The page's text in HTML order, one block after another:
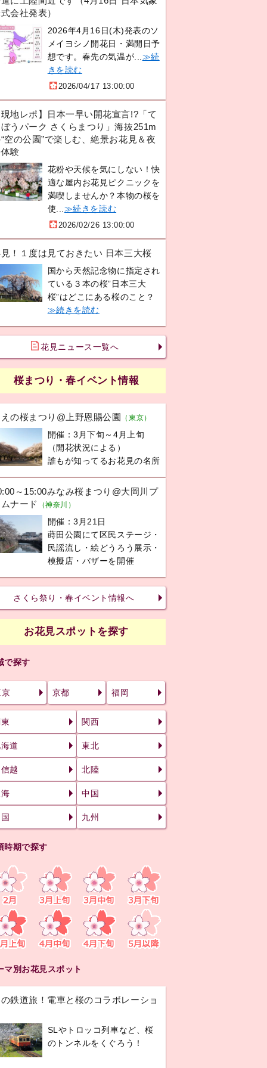
会社発表）
2026年4月16日(木)発表のソ
メイヨシノ開花日・満開日予
想です。春先の気温が... ≫続
きを読む
2026/04/17 13:00:00
地レポ】日本一早い開花宣言!?「て
うパーク さくらまつり」海抜251m
空の公園”で楽しむ、絶景お花見＆夜
験
花粉や天候を気にしない！快
適な屋内お花見ピクニックを
満喫しませんか？本物の桜を
使... ≫続きを読む
2026/02/26 13:00:00
！１度は見ておきたい 日本三大桜
国から天然記念物に指定され
ている３本の桜”日本三大
桜”はどこにある桜のこと？
≫続きを読む
花見ニュース一覧へ
桜まつり・春イベント情報
の桜まつり@上野恩賜公園 （東京）
開催：3月下旬～4月上旬
（開花状況による）
誰もが知ってるお花見の名所
～15:00みなみ桜まつり@大岡川プ
ナード
（神奈川）
開催：3月21日
蒔田公園にて区民ステージ・
民謡流し・絵どうろう展示・
模擬店・バザーを開催
さくら祭り・春イベント情報へ
お花見スポットを探す
で探す
京 京都 福岡
関西
道 東北
越 北陸
中国
九州
時期で探す
マ別お花見スポット
鉄道旅！電車と桜のコラボレーショ
SLやトロッコ列車など、桜
のトンネルをくぐろう！